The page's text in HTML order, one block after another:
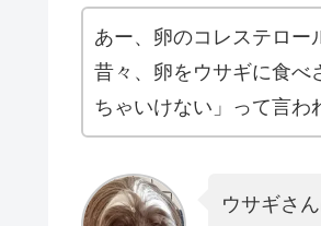
あー、卵のコレステロー
昔々、卵をウサギに食べ
ちゃいけない」って言わ
ウサギさ